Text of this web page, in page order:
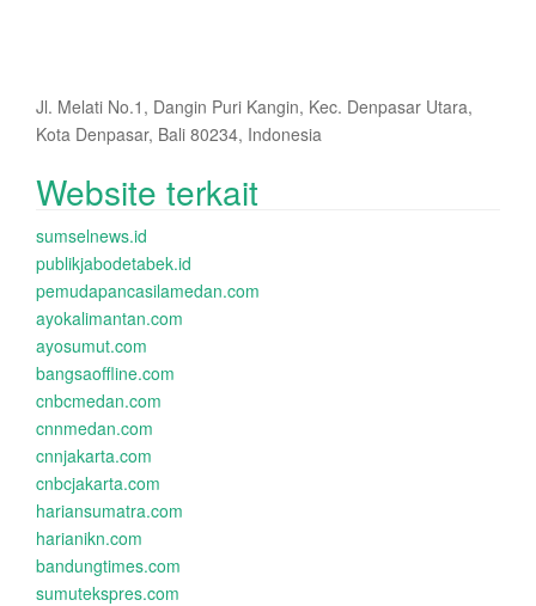
Jl. Melati No.1, Dangin Puri Kangin, Kec. Denpasar Utara,
Kota Denpasar, Bali 80234, Indonesia
Website terkait
sumselnews.id
publikjabodetabek.id
pemudapancasilamedan.com
ayokalimantan.com
ayosumut.com
bangsaoffline.com
cnbcmedan.com
cnnmedan.com
cnnjakarta.com
cnbcjakarta.com
hariansumatra.com
harianikn.com
bandungtimes.com
sumutekspres.com